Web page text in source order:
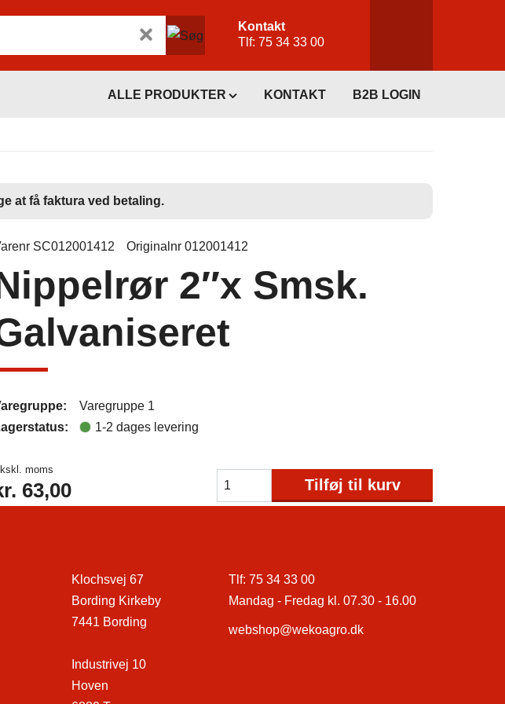
Kontakt
Tlf: 75 34 33 00
ALLE PRODUKTER KONTAKT B2B LOGIN
at få faktura ved betaling.
SC012001412 Originalnr 012001412
2″x Smsk.
Varegruppe 1
1-2 dages levering
moms
63,00 Tilføj til kurv
Klochsvej 67
Bording Kirkeby
7441 Bording
Industrivej 10
Hoven
Tlf: 75 34 33 00
Mandag - Fredag kl. 07.30 - 16.00
webshop@wekoagro.dk